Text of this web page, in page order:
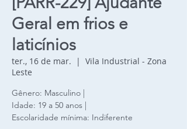
Geral em frios e
laticínios
ter., 16 de mar.
  |
Vila Industrial - Zona
Leste
Gênero: Masculino |
Idade: 19 a 50 anos |
Escolaridade mínima: Indiferente